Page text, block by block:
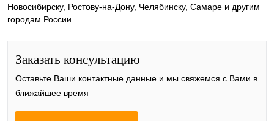
Новосибирску, Ростову-на-Дону, Челябинску, Самаре и другим
городам России.
Заказать консультацию
Оставьте Ваши контактные данные и мы свяжемся с Вами в
ближайшее время